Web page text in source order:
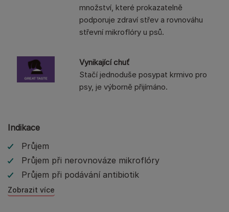
množství, které prokazatelně
podporuje zdraví střev a rovnováhu
střevní mikroflóry u psů.
Vynikající chuť
Stačí jednoduše posypat krmivo pro
psy, je výborně přijímáno.
Indikace
Průjem
Průjem při nerovnováze mikroflóry
Průjem při podávání antibiotik
Zobrazit více